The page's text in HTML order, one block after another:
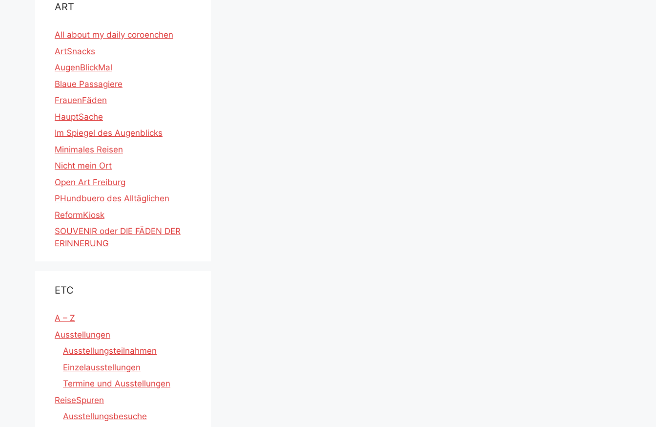
ART
All about my daily coroenchen
ArtSnacks
AugenBlickMal
Blaue Passagiere
FrauenFäden
HauptSache
Im Spiegel des Augenblicks
Minimales Reisen
Nicht mein Ort
Open Art Freiburg
PHundbuero des Alltäglichen
ReformKiosk
SOUVENIR oder DIE FÄDEN DER
ERINNERUNG
ETC
A – Z
Ausstellungen
Ausstellungsteilnahmen
Einzelausstellungen
Termine und Ausstellungen
ReiseSpuren
Ausstellungsbesuche